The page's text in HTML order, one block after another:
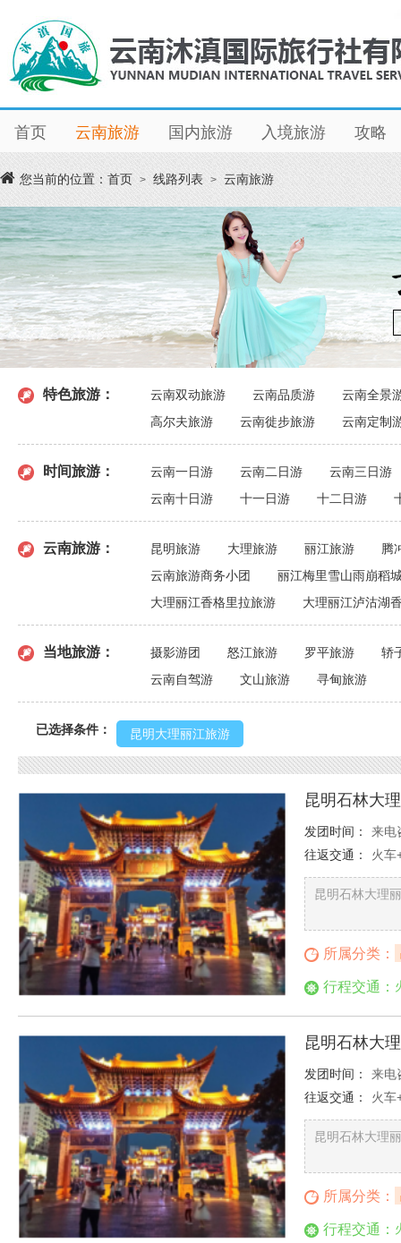
首页 云南旅游 国内旅游 入境旅游 攻略
您当前的位置： 首页 > 线路列表 > 云南旅游
特色旅游： 云南双动旅游 云南品质游
云南全景
高尔夫旅游
云南徙步旅游 云南定制
时间旅游： 云南一日游 云南二日游
云南三日游
云南十日游
十一日游 十二日游
云南旅游： 昆明旅游 大理旅游 丽江旅游
腾
云南旅游商务小团
丽江梅里雪山雨崩稻
大理丽江香格里拉旅游
大理丽江泸沽湖
当地旅游： 摄影游团 怒江旅游 罗平旅游
轿
云南自驾游
文山旅游 寻甸旅游
已选择条件： 昆明大理丽江旅游
昆明石林大
发团时间：
来电
往返交通：
火车
昆明石林大理
所属分类：
行程交通：
昆明石林大
发团时间：
来电
往返交通：
火车
昆明石林大理
所属分类：
行程交通：